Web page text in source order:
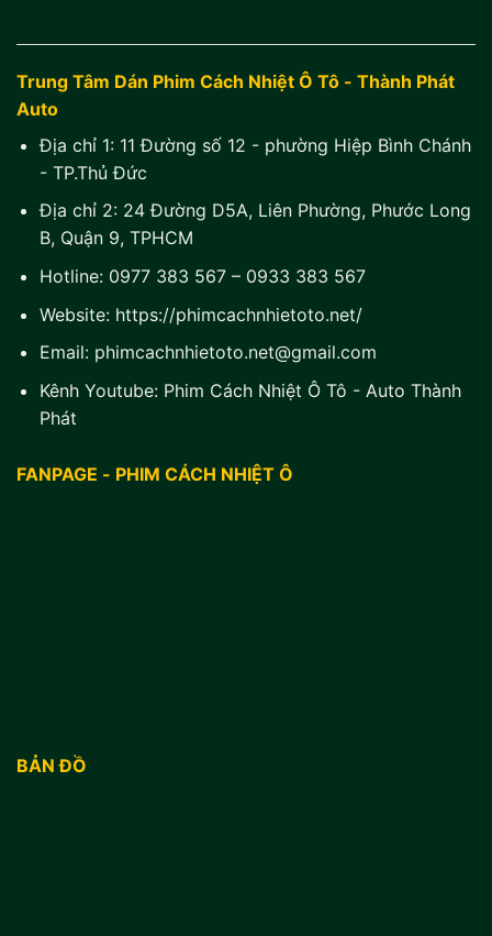
Trung Tâm Dán Phim Cách Nhiệt Ô Tô - Thành Phát
Auto
Địa chỉ 1: 11 Đường số 12 - phường Hiệp Bình Chánh
- TP.Thủ Đức
Địa chỉ 2: 24 Đường D5A, Liên Phường, Phước Long
B, Quận 9, TPHCM
Hotline: 0977 383 567– 0933 383 567
Website: https://phimcachnhietoto.net/
Email: phimcachnhietoto.net@gmail.com
Kênh Youtube: Phim Cách Nhiệt Ô Tô - Auto Thành
Phát
FANPAGE - PHIM CÁCH NHIỆT Ô
BẢN ĐỒ